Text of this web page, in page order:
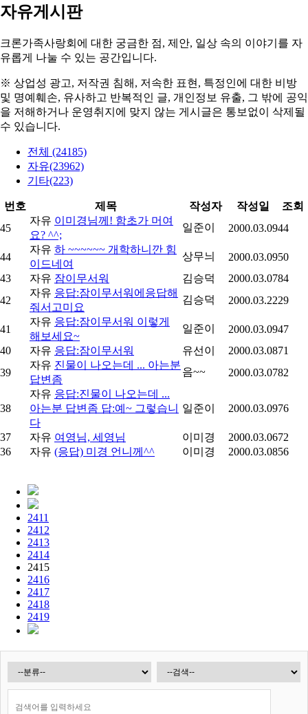
자유게시판
크론가족사랑회에 대한 궁금한 점, 제안, 일상 속의 이야기를 자
유롭게 나눌 수 있는 공간입니다.
※ 상업성 광고, 저작권 침해, 저속한 표현, 특정인에 대한 비방
및 명예훼손, 유사하고 반복적인 글, 개인정보 유출, 그 밖에 공익
을 저해하거나 운영취지에 맞지 않는 게시글은 통보없이 삭제될
수 있습니다.
전체 (24185)
자유(23962)
기타(223)
번호 제목 작성자 작성일
조회
45
자유 이미경님께! 함초가 머여
요? ^^;
일준이 2000.03.0944
44
자유 하 ~~~~~~ 개학하니깐 힘
이드네여
상무늬 2000.03.0950
43
자유 잠이무서워 김승덕 2000.03.0784
42
자유 응답:잠이무서워에응답해
줘서고미요
김승덕 2000.03.2229
41
자유 응답:잠이무서워 이렇게
해보세요~
일준이 2000.03.0947
40
자유 응답:잠이무서워 유선이 2000.03.0871
39
자유 진물이 나오는데 ... 아는분
답변좀
음~~ 2000.03.0782
38
자유 응답:진물이 나오는데 ...
아는분 답변좀 답:예~ 그렇습니
다
일준이 2000.03.0976
37 자유 여영님, 세영님 이미경 2000.03.0672
36
자유 (응답) 미경 언니께^^ 이미경 2000.03.0856
2411
2412
2413
2414
2415
2416
2417
2418
2419